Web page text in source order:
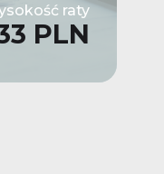
raty
PLN